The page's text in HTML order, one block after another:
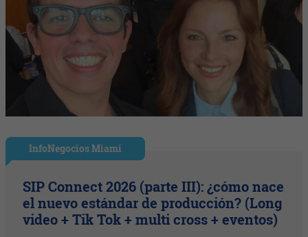
InfoNegocios Miami
SIP Connect 2026 (parte III): ¿cómo nace
el nuevo estándar de producción? (Long
video + Tik Tok + multi cross + eventos)